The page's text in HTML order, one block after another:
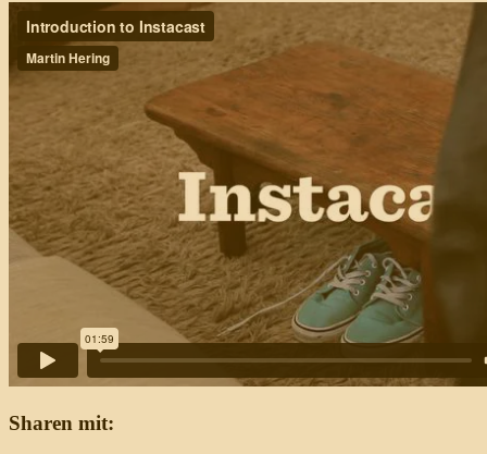
Sharen mit: